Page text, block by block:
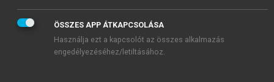
ÖSSZES APP ÁTKAPCSOLÁSA
Használja ezt a kapcsolót az összes alkalmazás
engedélyezéséhez/letiltásához.